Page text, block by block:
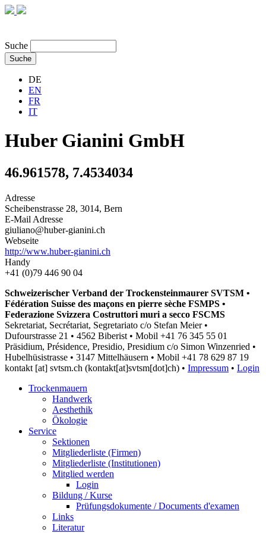
Suche
Suche
DE
EN
FR
IT
Huber Gianini GmbH
46.961578, 7.4534034
Adresse
Scheibenstrasse 28, 3014, Bern
E-Mail Adresse
giuliano@huber-gianini.ch
Webseite
http://www.huber-gianini.ch
Handy
+41 (0)79 446 90 04
Schweizerischer Verband der Trockensteinmaurer SVTSM •
Fédération Suisse des maçons en pierre sèche FSMPS •
Federazione Svizzera Costruttori muri a secco FSCMS
Sekretariat, Secrétariat, Segretariato c/o Stefan Meier •
Dufourstrasse 21 • 4562 Biberist • Mobil +41 76 345 55 01
Präsidium, Présidence, Presidio, Presidium c/o Simon Winzenried •
Hubelhüsistrasse • 3147 Mittelhäusern • Mobil +41 78 629 87 19
kontakt [at] svtsm.ch (kontakt[at]svtsm[dot]ch) • Impressum • Login
Trockenmauern
Handwerk
Aesthethik
Ökologie
Service
Sektionen
Mitgliederliste (Firmen)
Mitgliederliste (Institutionen)
Mitglied werden
Login
Bildung / Kurse
Prüfungsdokumente / Documents d'examen
Links
Literatur